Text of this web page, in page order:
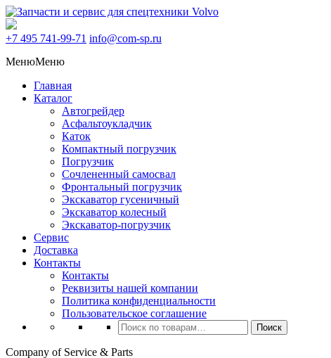
+7 495 741-99-71 info@com-sp.ru
МенюМеню
Главная
Каталог
Автогрейдер
Асфальтоукладчик
Каток
Компактный погрузчик
Погрузчик
Сочлененный самосвал
Фронтальный погрузчик
Экскаватор гусеничный
Экскаватор колесный
Экскаватор-погрузчик
Сервис
Доставка
Контакты
Контакты
Реквизиты нашей компании
Политика конфиденциальности
Пользовательское соглашение
Искать:
Поиск
Company of Service & Parts